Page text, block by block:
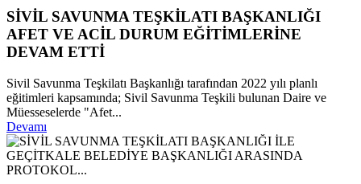
SİVİL SAVUNMA TEŞKİLATI BAŞKANLIĞI
AFET VE ACİL DURUM EĞİTİMLERİNE
DEVAM ETTİ
Sivil Savunma Teşkilatı Başkanlığı tarafından 2022 yılı planlı
eğitimleri kapsamında; Sivil Savunma Teşkili bulunan Daire ve
Müesseselerde "Afet...
Devamı